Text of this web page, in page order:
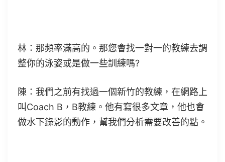
林：那頻率滿高的。那您會找一對一的教練去調
整你的泳姿或是做一些訓練嗎?
陳：我們之前有找過一個新竹的教練，在網路上
叫Coach B，B教練。他有寫很多文章，他也會
做水下錄影的動作，幫我們分析需要改善的點。